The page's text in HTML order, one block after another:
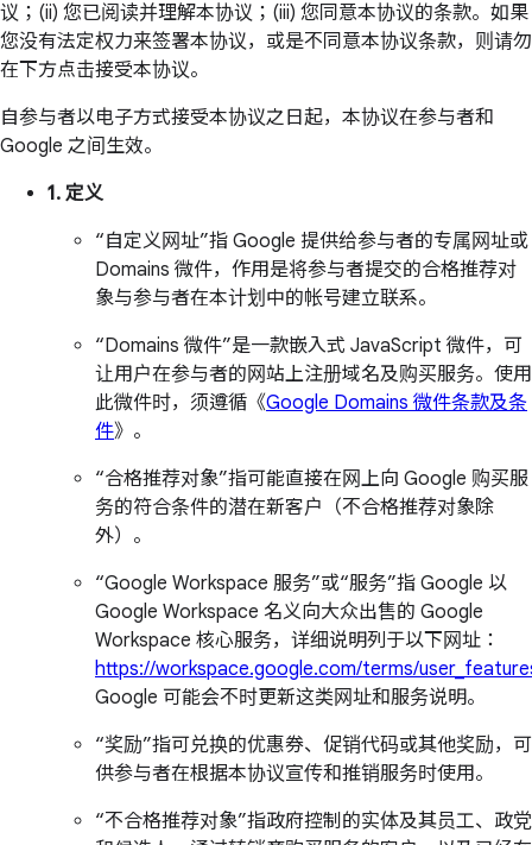
议；(ii) 您已阅读并理解本协议；(iii) 您同意本协议的条款。如果
您没有法定权力来签署本协议，或是不同意本协议条款，则请勿
在下方点击接受本协议。
自参与者以电子方式接受本协议之日起，本协议在参与者和
Google 之间生效。
1. 定义
“自定义网址”指 Google 提供给参与者的专属网址或
Domains 微件，作用是将参与者提交的合格推荐对
象与参与者在本计划中的帐号建立联系。
“Domains 微件”是一款嵌入式 JavaScript 微件，可
让用户在参与者的网站上注册域名及购买服务。使用
此微件时，须遵循《Google Domains 微件条款及条
件》。
“合格推荐对象”指可能直接在网上向 Google 购买服
务的符合条件的潜在新客户（不合格推荐对象除
外）。
“Google Workspace 服务”或“服务”指 Google 以
Google Workspace 名义向大众出售的 Google
Workspace 核心服务，详细说明列于以下网址：
https://workspace.google.com/terms/
Google 可能会不时更新这类网址和服务说明。
“奖励”指可兑换的优惠券、促销代码或其他奖励，可
供参与者在根据本协议宣传和推销服务时使用。
“不合格推荐对象”指政府控制的实体及其员工、政党